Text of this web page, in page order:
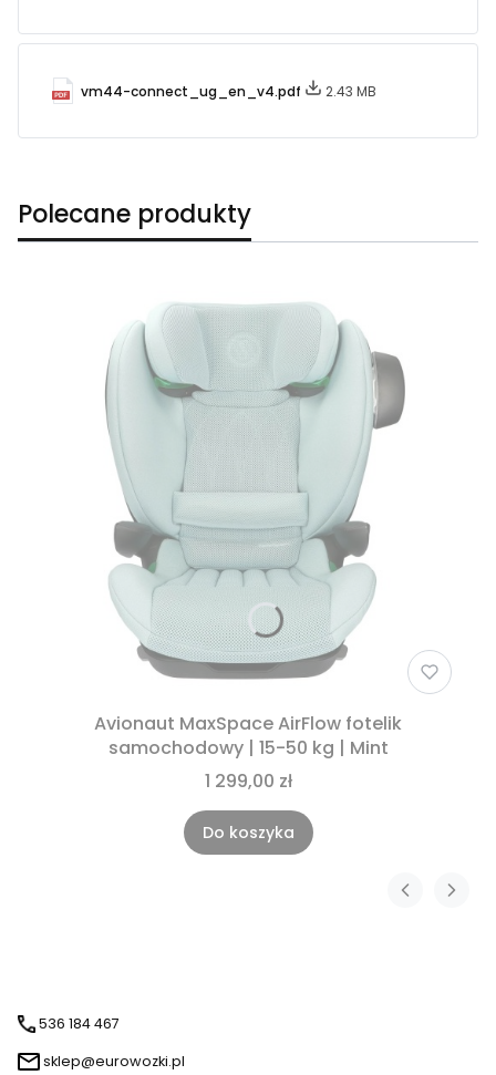
vm44-connect_ug_en_v4.pdf 2.43 MB
Polecane produkty
Avionaut MaxSpace AirFlow fotelik
samochodowy | 15-50 kg | Mint
1 299,00 zł
Do koszyka
536 184 467
sklep@eurowozki.pl